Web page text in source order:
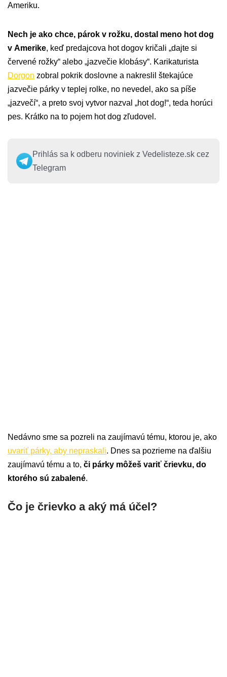
Ameriku.
Nech je ako chce, párok v rožku, dostal meno hot dog
v Amerike, keď predajcova hot dogov kričali „dajte si
červené rožky“ alebo „jazvečie klobásy“. Karikaturista
Dorgon zobral pokrik doslovne a nakreslil štekajúce
jazvečie párky v teplej rolke, no nevedel, ako sa píše
„jazvečí“, a preto svoj vytvor nazval „hot dog!“, teda horúci
pes. Krátko na to pojem hot dog zľudovel.
Prihlás sa k odberu noviniek z Vedelisteze.sk cez
Telegram
Nedávno sme sa pozreli na zaujímavú tému, ktorou je, ako
uvariť párky, aby nepraskali. Dnes sa pozrieme na ďalšiu
zaujímavú tému a to, či párky môžeš variť črievku, do
ktorého sú zabalené.
Čo je črievko a aký má účel?